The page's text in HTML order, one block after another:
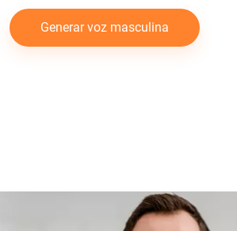
Generar voz masculina